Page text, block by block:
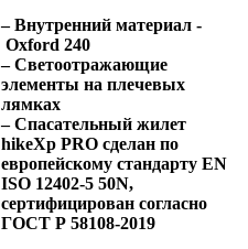
– Внутренний материал -
Oxford 240
– Светоотражающие
элементы на плечевых
лямках
– Спасательный жилет
hikeXp PRO сделан по
европейскому стандарту EN
ISO 12402-5 50N,
сертифицирован согласно
ГОСТ Р 58108-2019